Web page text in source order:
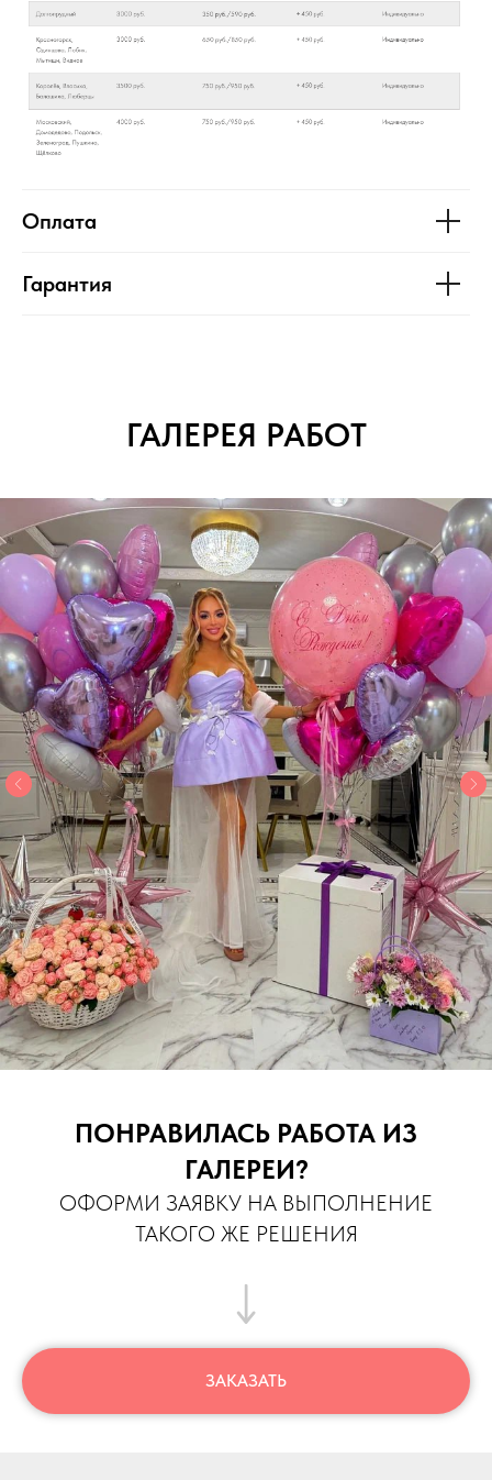
Оплата
Гарантия
ГАЛЕРЕЯ РАБОТ
ПОНРАВИЛАСЬ РАБОТА ИЗ
ГАЛЕРЕИ?
ОФОРМИ ЗАЯВКУ НА ВЫПОЛНЕНИЕ
ТАКОГО ЖЕ РЕШЕНИЯ
ЗАКАЗАТЬ